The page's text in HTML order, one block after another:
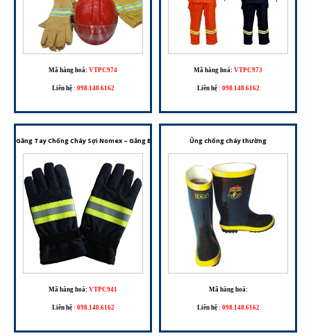
Mã hàng hoá: VTPC974
Liên hệ : 098.148.6162
Mã hàng hoá: VTPC973
Liên hệ : 098.148.6162
Găng Tay Chống Cháy Sợi Nomex – Găng Bảo Hộ Dành Cho Công Tác PCCC Và Môi Trường
Mã hàng hoá: VTPC941
Liên hệ : 098.148.6162
Ủng chống cháy thường
Mã hàng hoá:
Liên hệ : 098.148.6162